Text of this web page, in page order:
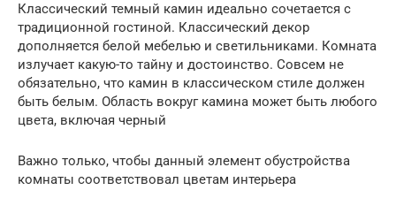
Классический темный камин идеально сочетается с
традиционной гостиной. Классический декор
дополняется белой мебелью и светильниками. Комната
излучает какую-то тайну и достоинство. Совсем не
обязательно, что камин в классическом стиле должен
быть белым. Область вокруг камина может быть любого
цвета, включая черный
Важно только, чтобы данный элемент обустройства
комнаты соответствовал цветам интерьера